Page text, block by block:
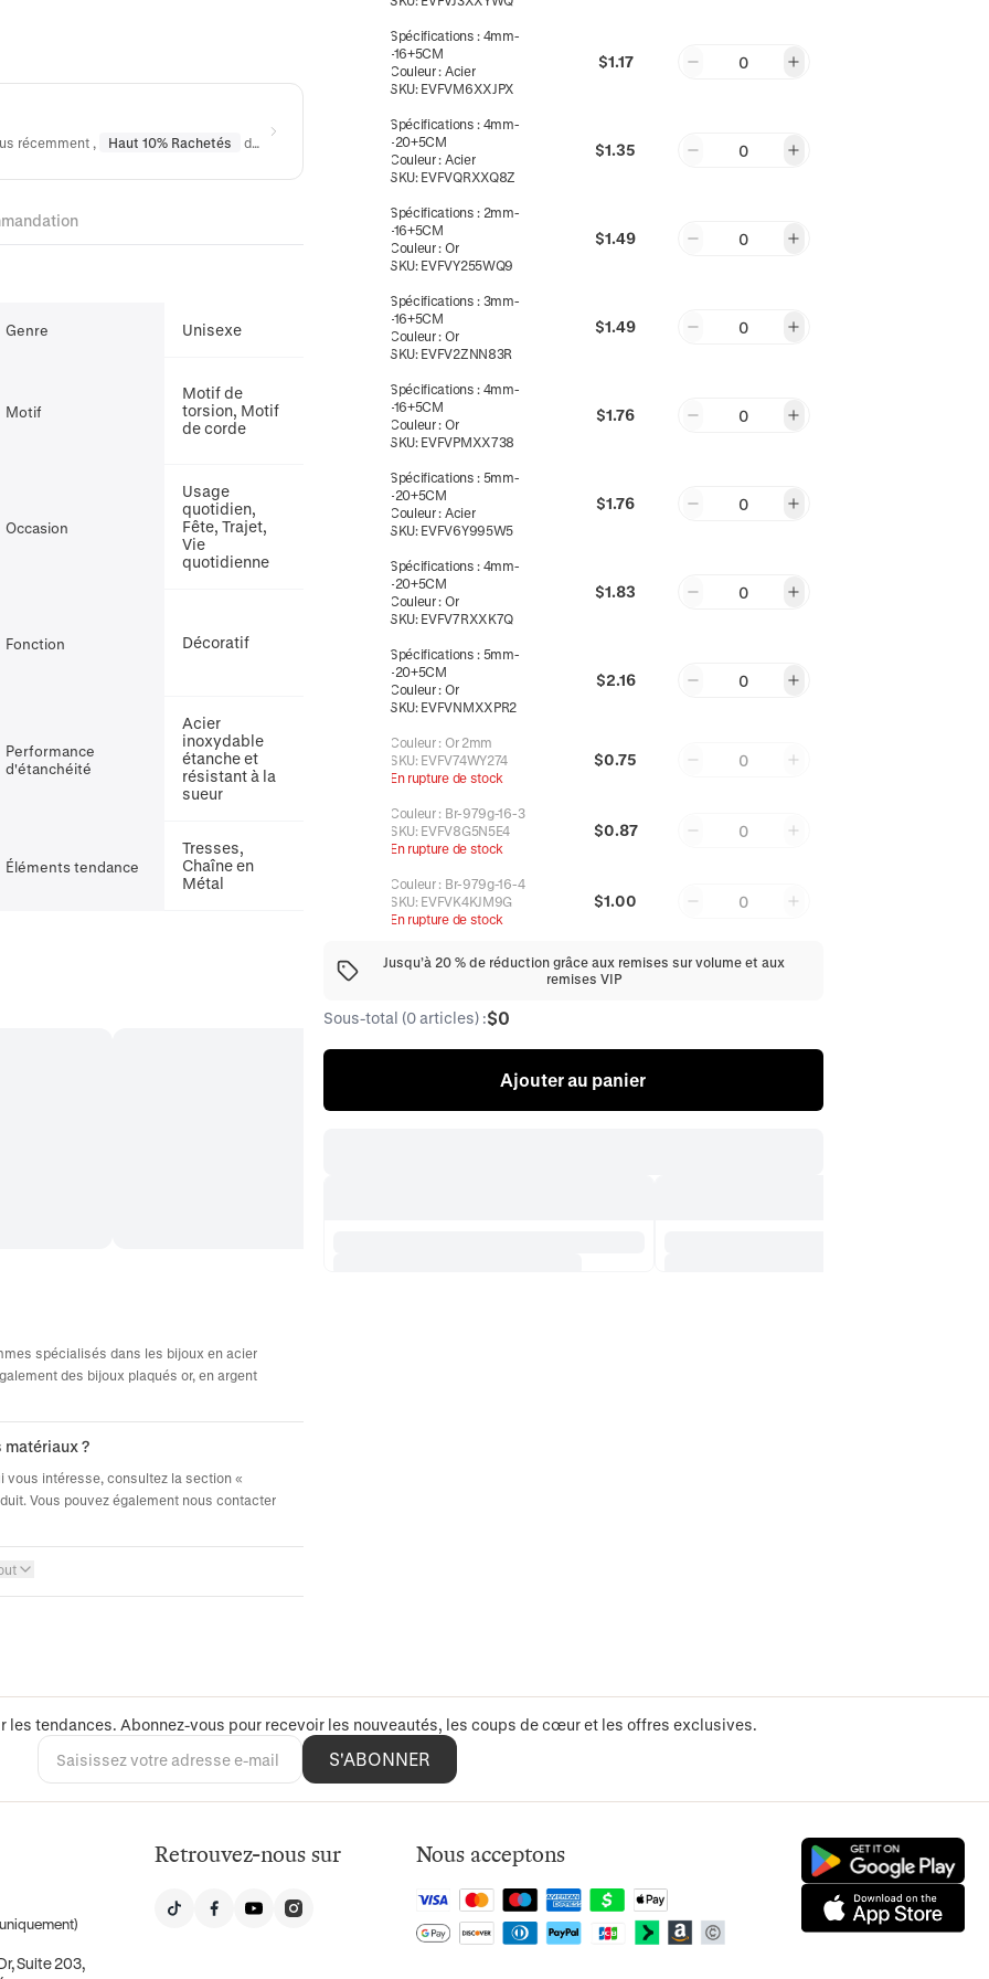
récemment , Haut 10% Rachetés dans
Genre Unisexe
Motif
Motif de
torsion, Motif
de corde
Occasion
Usage
quotidien,
Fête, Trajet,
Vie
quotidienne
Fonction Décoratif
Performance
d'étanchéité
Acier
inoxydable
étanche et
résistant à la
sueur
Éléments tendance
Tresses,
Chaîne en
Métal
spécialisés dans les bijoux en acier
des bijoux plaqués or, en argent
matériaux ?
vous intéresse, consultez la section «
Vous pouvez également nous contacter
Spécifications : 4mm-
-16+5CM
Couleur: Acier
SKU: EVFVM6XXJPX
$1.17 0
Spécifications : 4mm-
-20+5CM
Couleur: Acier
SKU: EVFVQRXXQ8Z
$1.35 0
Spécifications : 2mm-
-16+5CM
Couleur: Or
SKU: EVFVY255WQ9
$1.49 0
Spécifications : 3mm-
-16+5CM
Couleur: Or
SKU: EVFV2ZNN83R
$1.49 0
Spécifications : 4mm-
-16+5CM
Couleur: Or
SKU: EVFVPMXX738
$1.76 0
Spécifications : 5mm-
-20+5CM
Couleur: Acier
SKU: EVFV6Y995W5
$1.76 0
Spécifications : 4mm-
-20+5CM
Couleur: Or
SKU: EVFV7RXXK7Q
$1.83 0
Spécifications : 5mm-
-20+5CM
Couleur: Or
SKU: EVFVNMXXPR2
$2.16 0
Couleur: Or 2mm
SKU: EVFV74WY274
En rupture de stock
$0.75 0
Couleur: Br-979g-16-3
SKU: EVFV8G5N5E4
En rupture de stock
$0.87 0
Couleur: Br-979g-16-4
SKU: EVFVK4KJM9G
En rupture de stock
$1.00 0
Jusqu’à 20 % de réduction grâce aux remises sur volume et aux
remises VIP
Sous-total (0 articles) :$0
Ajouter au panier
les tendances. Abonnez-vous pour recevoir les nouveautés, les coups de cœur et les offres exclusives.
S'ABONNER
Suite 203,
Retrouvez-nous sur Nous acceptons